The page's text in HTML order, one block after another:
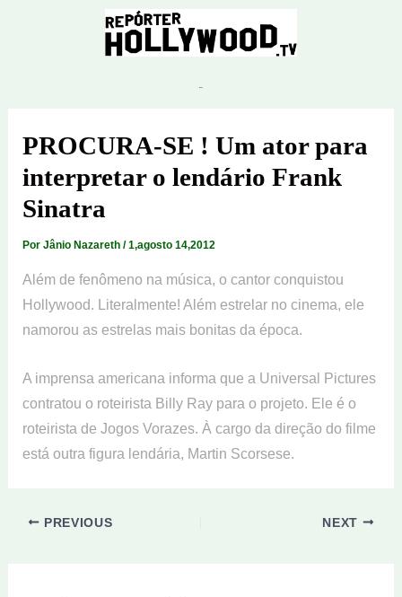
PROCURA-SE ! Um ator para
interpretar o lendário Frank
Sinatra
Por Jânio Nazareth /1,agosto 14,2012
Além de fenômeno na música, o cantor conquistou
Hollywood. Literalmente! Além estrelar no cinema, ele
namorou as estrelas mais bonitas da época.
A imprensa americana informa que a Universal Pictures
contratou o roteirista Billy Ray para o projeto. Ele é o
roteirista de Jogos Vorazes. À cargo da direção do filme
está outra figura lendária, Martin Scorsese.
PREVIOUS NEXT